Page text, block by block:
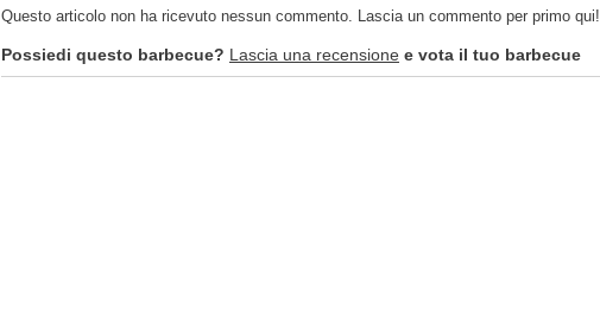
Questo articolo non ha ricevuto nessun commento. Lascia un commento per primo qui!
Possiedi questo barbecue? Lascia una recensione e vota il tuo barbecue